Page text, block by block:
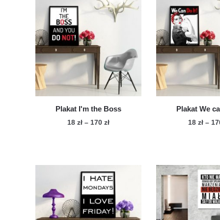
Plakat I'm the Boss
18 zł – 170 złZakres
170 zł
wiele
wariantów.
Opcje
można
Plakat We
18 zł –
ma